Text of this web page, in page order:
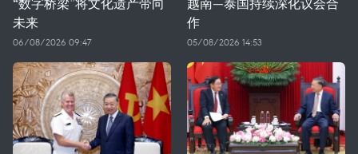
未来
06/08/2026 09:47
作
05/08/2026 14:53